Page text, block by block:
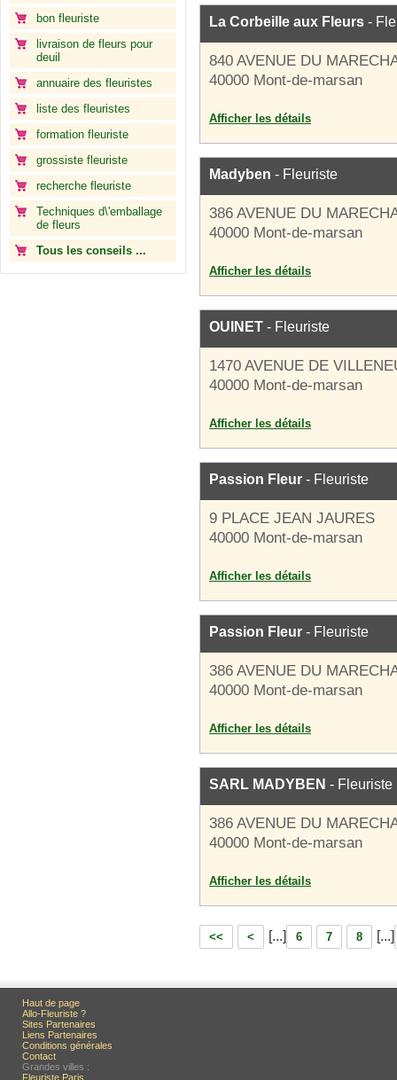
bon fleuriste
livraison de fleurs pour
deuil
annuaire des fleuristes
liste des fleuristes
formation fleuriste
grossiste fleuriste
recherche fleuriste
Techniques d\'emballage
de fleurs
Tous les conseils ...
La Corbeille aux Fleurs -
840 AVENUE DU
40000 Mont-de-marsan
Afficher les détails
Madyben - Fleuriste
386 AVENUE DU
40000 Mont-de-marsan
Afficher les détails
OUINET - Fleuriste
1470 AVENUE DE
40000 Mont-de-marsan
Afficher les détails
Passion Fleur - Fleuriste
9 PLACE JEAN JAURES
40000 Mont-de-marsan
Afficher les détails
Passion Fleur - Fleuriste
386 AVENUE DU
40000 Mont-de-marsan
Afficher les détails
SARL MADYBEN - Fleuriste
386 AVENUE DU
40000 Mont-de-marsan
Afficher les détails
<< < [...] 6 7 8 [...]
Haut de page
Allo-Fleuriste ?
Sites Partenaires
Liens Partenaires
Conditions générales
Contact
Grandes villes :
Fleuriste Paris